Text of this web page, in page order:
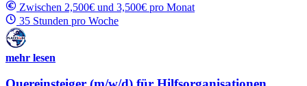
Zwischen 2,500€ und 3,500€ pro Monat
35 Stunden pro Woche
mehr lesen